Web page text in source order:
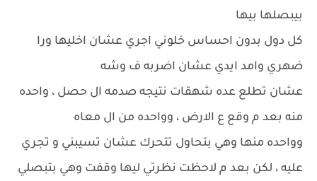
بيبصلها بيها
كل دول بدون احساس خلوني اجري عشان اخليها ورا
ضهري وامد ايدي عشان اضربه ف وشه
عشان تطلع عده شهقات نتيجه صدمه ال حصل ، واحده
منه بعد م وقع ع الارض ، وواحده من ال معاه
وواحده منها وهي بتحاول تتحرك عشان تسيبني و تجري
عليه ، لكن بعد م لاحظت نظرتي ليها وقفت وهي بتبصلي